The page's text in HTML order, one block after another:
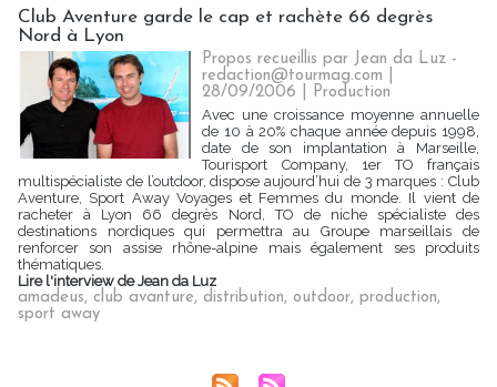
Club Aventure garde le cap et rachète 66 degrès
Nord à Lyon
Propos recueillis par Jean da Luz -
redaction@tourmag.com |
28/09/2006
Production
Avec une croissance moyenne annuelle
de 10 à 20% chaque année depuis 1998,
date de son implantation à Marseille,
Tourisport Company, 1er TO français
multispécialiste de l’outdoor, dispose aujourd’hui de 3 marques : Club
Aventure, Sport Away Voyages et Femmes du monde. Il vient de
racheter à Lyon 66 degrès Nord, TO de niche spécialiste des
destinations nordiques qui permettra au Groupe marseillais de
renforcer son assise rhône-alpine mais également ses produits
thématiques.
Lire l'interview de Jean da Luz
amadeus, club avanture, distribution, outdoor, production,
sport away